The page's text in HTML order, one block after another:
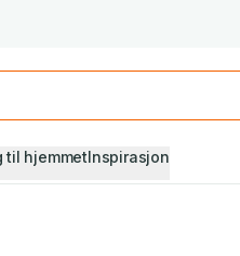
til hjemmetInspirasjon